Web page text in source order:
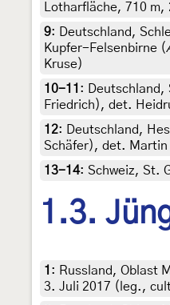
Lotharfläche, 710
9:
Deutschland,
Kupfer-Felsenbirne (
Kruse)
10-11 :
Friedrich), det.
12:
Deutschland,
Schäfer), det. Martin
13-14: Schweiz, St.
1.3.
1 : Russland, Oblast
3. Juli 2017 (leg.,